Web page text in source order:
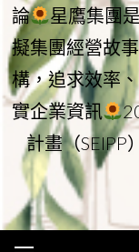
論
星鷹集團
擬集團經營故
構，追求效率
實企業資訊
計畫（SEIPP